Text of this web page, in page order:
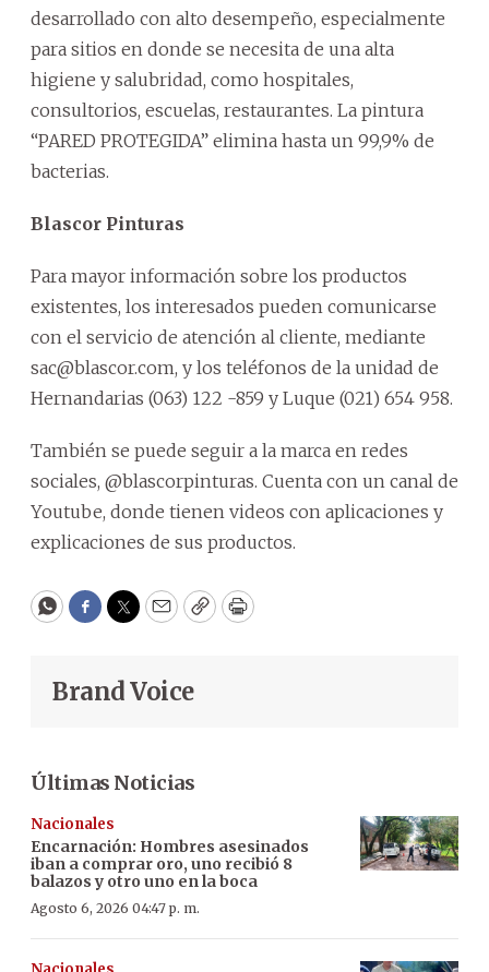
desarrollado con alto desempeño, especialmente
para sitios en donde se necesita de una alta
higiene y salubridad, como hospitales,
consultorios, escuelas, restaurantes. La pintura
“PARED PROTEGIDA” elimina hasta un 99,9% de
bacterias.
Blascor Pinturas
Para mayor información sobre los productos
existentes, los interesados pueden comunicarse
con el servicio de atención al cliente, mediante
sac@blascor.com, y los teléfonos de la unidad de
Hernandarias (063) 122 -859 y Luque (021) 654 958.
También se puede seguir a la marca en redes
sociales, @blascorpinturas. Cuenta con un canal de
Youtube, donde tienen videos con aplicaciones y
explicaciones de sus productos.
WhatsApp
Facebook
Twitter
EmailCopyPrint
Brand Voice
Últimas Noticias
Nacionales
Encarnación: Hombres asesinados
iban a comprar oro, uno recibió 8
balazos y otro uno en la boca
Agosto 6, 2026 04:47 p. m.